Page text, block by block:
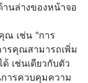
นล่างของหน้าจอ
ณ เช่น "การ
รคุณสามารถเพิ่ม
เช่นเดียวกับตัว
การควบคุมความ